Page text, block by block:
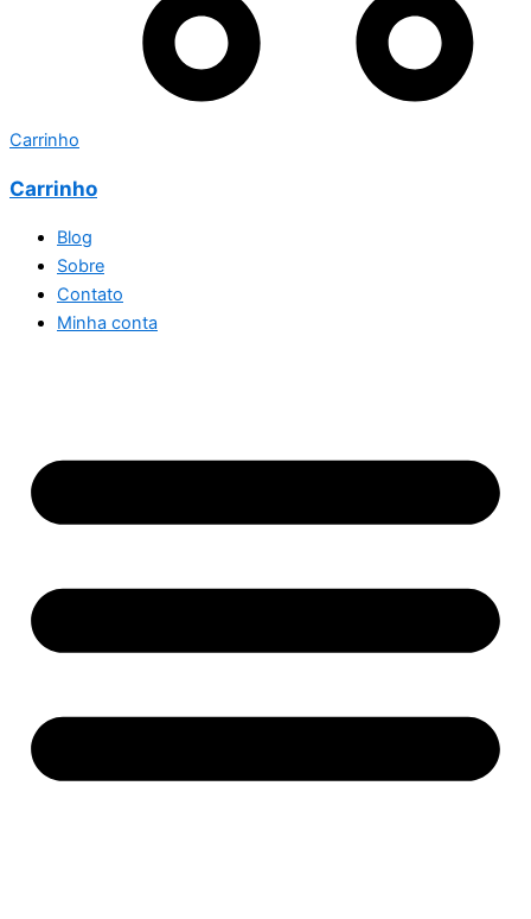
Carrinho
Carrinho
Blog
Sobre
Contato
Minha conta